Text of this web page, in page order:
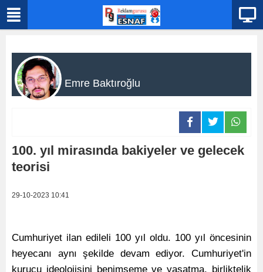
Emre Baktıroğlu
100. yıl mirasında bakiyeler ve gelecek
teorisi
29-10-2023 10:41
Cumhuriyet ilan edileli 100 yıl oldu. 100 yıl öncesinin
heyecanı aynı şekilde devam ediyor. Cumhuriyet'in
kurucu ideolojisini benimseme ve yaşatma, birliktelik